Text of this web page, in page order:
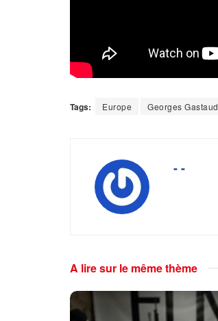
Tags: Europe Georges Gastaud
- -
A lire sur le même thème